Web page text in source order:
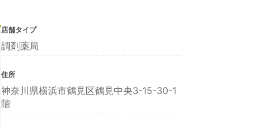
店舗タイプ
調剤薬局
住所
神奈川県横浜市鶴見区鶴見中央3-15-30-1
階